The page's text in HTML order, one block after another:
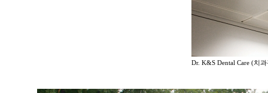
Dr. K&S Dental Care (치